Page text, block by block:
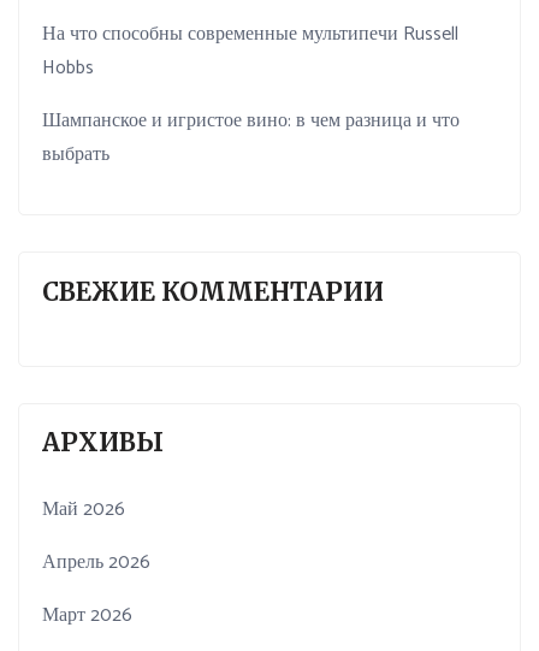
На что способны современные мультипечи Russell
Hobbs
Шампанское и игристое вино: в чем разница и что
выбрать
СВЕЖИЕ КОММЕНТАРИИ
АРХИВЫ
Май 2026
Апрель 2026
Март 2026